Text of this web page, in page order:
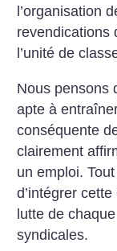
l’organisation
revendications
l’unité de
Nous pensons
apte à
conséquente
clairement
un emploi.
d’intégrer
lutte de
syndicales.